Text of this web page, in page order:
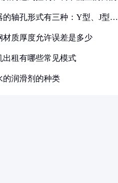
的轴孔形式有三种：Y型、J型、
材质厚度允许误差是多少
出租有哪些常见模式
的润滑剂的种类